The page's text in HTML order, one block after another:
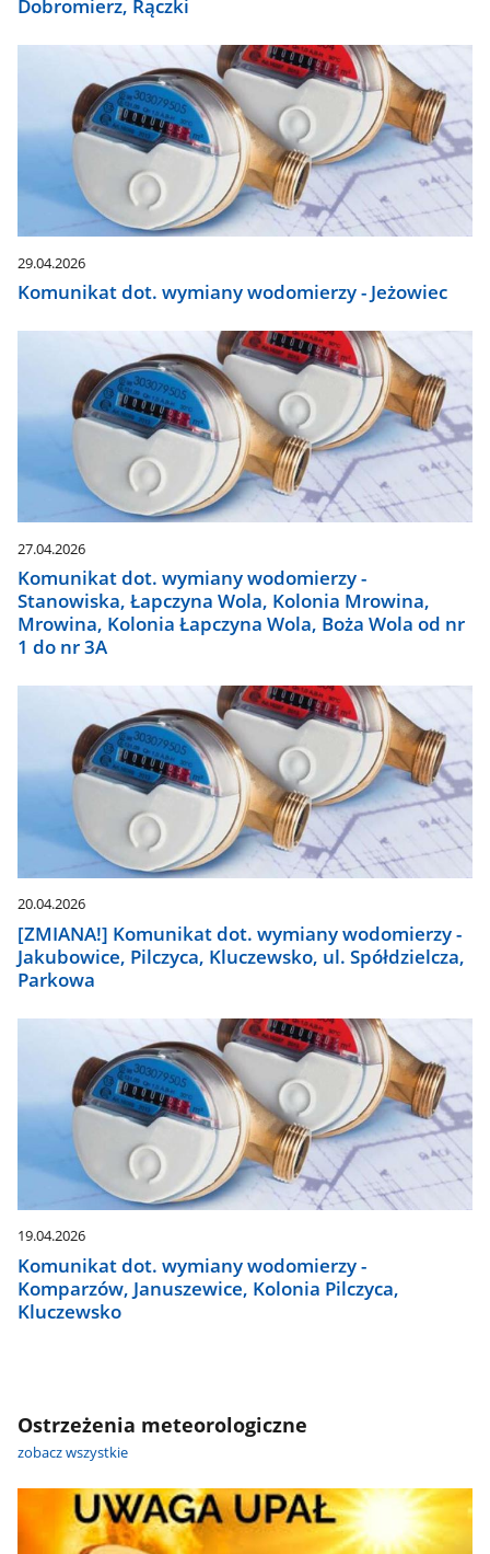
Dobromierz, Rączki
29.04.2026
Komunikat dot. wymiany wodomierzy - Jeżowiec
27.04.2026
Komunikat dot. wymiany wodomierzy -
Stanowiska, Łapczyna Wola, Kolonia Mrowina,
Mrowina, Kolonia Łapczyna Wola, Boża Wola od nr
1 do nr 3A
20.04.2026
[ZMIANA!] Komunikat dot. wymiany wodomierzy -
Jakubowice, Pilczyca, Kluczewsko, ul. Spółdzielcza,
Parkowa
19.04.2026
Komunikat dot. wymiany wodomierzy -
Komparzów, Januszewice, Kolonia Pilczyca,
Kluczewsko
Ostrzeżenia meteorologiczne
zobacz wszystkie